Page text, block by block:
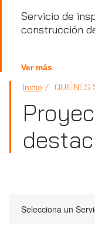
Servicio de
construcción
Ver más
Inicio QUIÉNES
Selecciona un